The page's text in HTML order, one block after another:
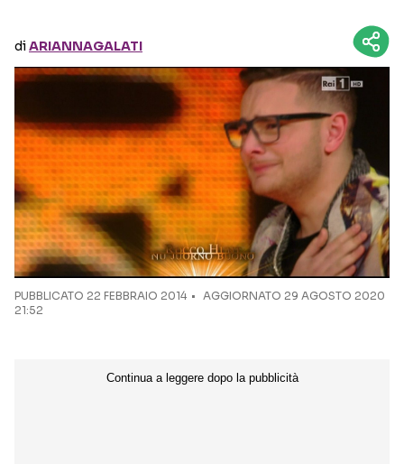
Seguici sui social
diARIANNAGALATI
PUBBLICATO 22 FEBBRAIO 2014
AGGIORNATO 29 AGOSTO 2020
21:52